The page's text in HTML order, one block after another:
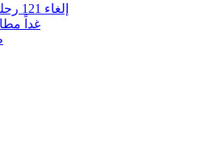
إلغاء 121 رحلة جوية لشركة الطيران الاسبانية "إيبيريا" بسبب اضراب العاملين
غداً